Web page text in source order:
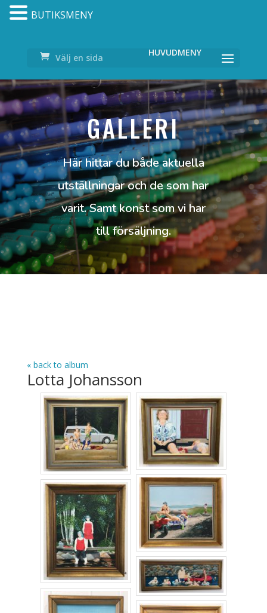
Välj en sida
GALLERI
Här hittar du både aktuella
utställningar och de som har
varit. Samt konst som vi har
till försäljning.
« back to album
Lotta Johansson
BUTIKSMENY